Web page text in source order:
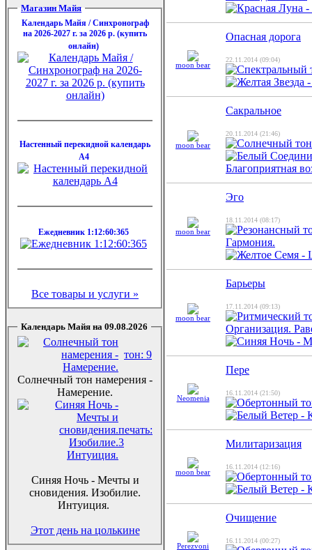
Магазин Майя
Календарь Майя / Синхронограф
на 2026-2027 г. за 2026 р. (купить
онлайн)
Настенный перекидной календарь
А4
Ежедневник 1:12:60:365
Все товары и услуги »
Календарь Майя на 09.08.2026
тон: 9
Солнечный тон намерения -
Намерение.
печать:
3
Синяя Ночь - Мечты и
сновидения. Изобилие.
Интуиция.
Этот день на цолькине
moon bear
Опасная дорога
22.11.2014 (09:04)
moon bear
Сакральное
20.11.2014 (21:46)
moon bear
Эго
18.11.2014 (08:17)
moon bear
Барьеры
17.11.2014 (09:13)
Neomenia
Пере
16.11.2014 (21:50)
moon bear
Милитаризация
16.11.2014 (12:16)
Perezvoni
Очищение
16.11.2014 (00:27)